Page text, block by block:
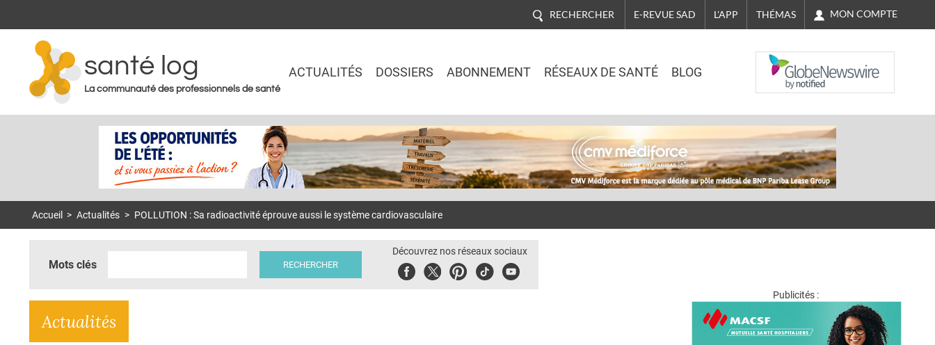
RECHERCHER E-REVUE SAD L'APP THÉMAS MON COMPTE
santé log
La communauté des professionnels de santé
ACTUALITÉS DOSSIERS ABONNEMENT RÉSEAUX DE SANTÉ BLOG
NASDAQ
Accueil > Actualités > POLLUTION : Sa radioactivité éprouve aussi le système cardiovasculaire
Mots clés
Découvrez nos réseaux sociaux
FacebookTwitterPinterest
TiktokYoubute
Actualités
Publicités :